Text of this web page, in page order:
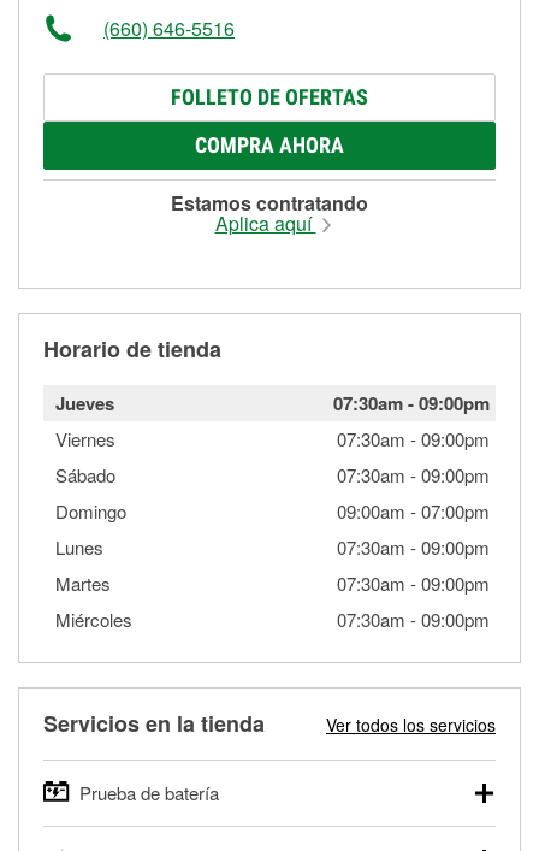
(660) 646-5516
FOLLETO DE OFERTAS
COMPRA AHORA
Estamos contratando
Aplica aquí
Horario de tienda
Jueves 07:30am-09:00pm
Viernes 07:30am -09:00pm
Sábado
07:30am -09:00pm
Domingo
09:00am -07:00pm
Lunes
07:30am -09:00pm
Martes
07:30am -09:00pm
Miércoles
07:30am -09:00pm
Servicios en la tienda Ver todos los servicios
Prueba de batería